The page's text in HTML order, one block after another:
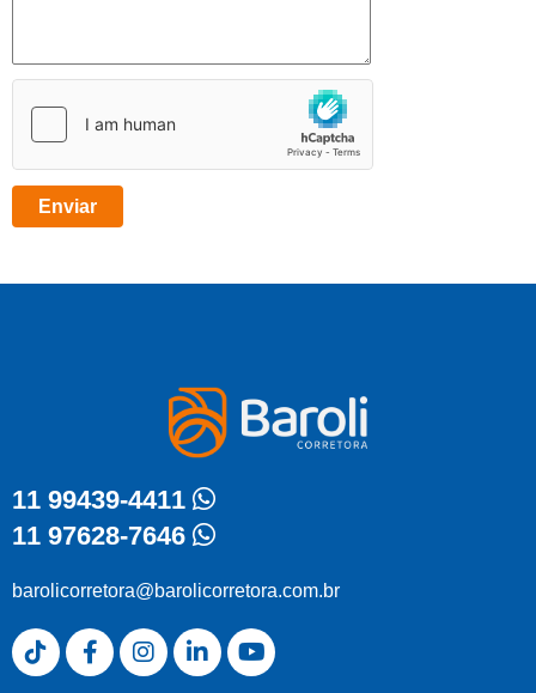
11 99439-4411
11 97628-7646
barolicorretora@barolicorretora.com.br